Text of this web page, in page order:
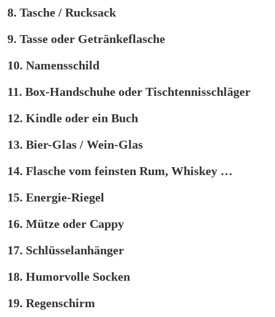
8. Tasche / Rucksack
9. Tasse oder Getränkeflasche
10. Namensschild
11. Box-Handschuhe oder Tischtennisschläger
12. Kindle oder ein Buch
13. Bier-Glas / Wein-Glas
14. Flasche vom feinsten Rum, Whiskey …
15. Energie-Riegel
16. Mütze oder Cappy
17. Schlüsselanhänger
18. Humorvolle Socken
19. Regenschirm